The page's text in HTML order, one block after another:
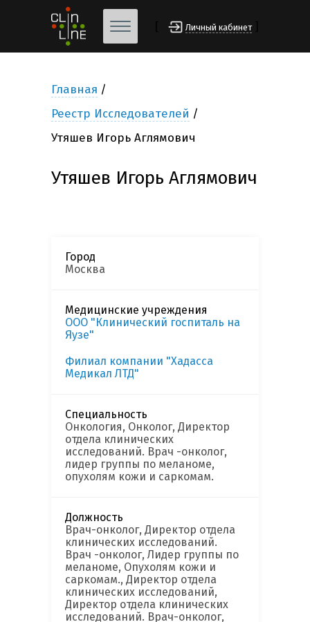
Личный кабинет
Главная
Реестр Исследователей
Утяшев Игорь Аглямович
Утяшев Игорь Аглямович
Город
Москва
Медицинские учреждения
ООО "Клинический госпиталь на
Яузе"
Филиал компании "Хадасса
Медикал ЛТД"
Специальность
Онкология, Онколог, Директор
отдела клинических
исследований. Врач -онколог,
лидер группы по меланоме,
опухолям кожи и саркомам.
Должность
Врач-онколог, Директор отдела
клинических исследований.
Врач -онколог, Лидер группы по
меланоме, Опухолям кожи и
саркомам., Директор отдела
клинических исследований,
Директор отдела клинических
исследований. Врач-онколог,